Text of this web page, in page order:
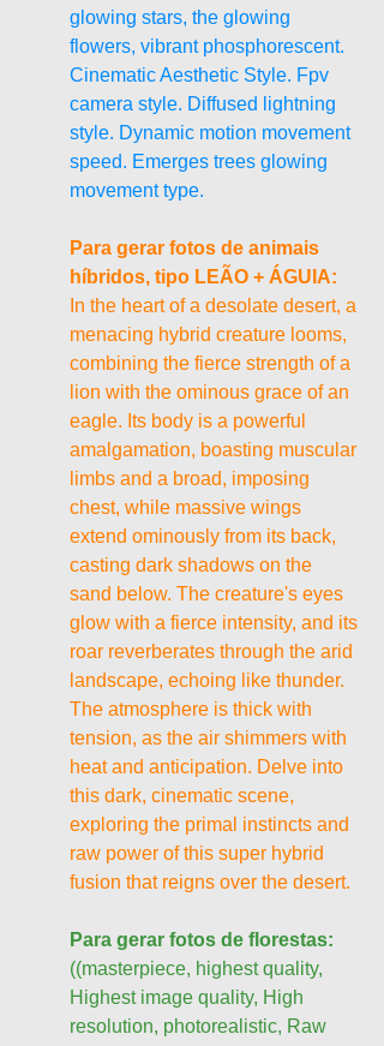
glowing stars, the glowing
flowers, vibrant phosphorescent.
Cinematic Aesthetic Style. Fpv
camera style. Diffused lightning
style. Dynamic motion movement
speed. Emerges trees glowing
movement type.
Para gerar fotos de animais
híbridos, tipo LEÃO + ÁGUIA:
In the heart of a desolate desert, a
menacing hybrid creature looms,
combining the fierce strength of a
lion with the ominous grace of an
eagle. Its body is a powerful
amalgamation, boasting muscular
limbs and a broad, imposing
chest, while massive wings
extend ominously from its back,
casting dark shadows on the
sand below. The creature's eyes
glow with a fierce intensity, and its
roar reverberates through the arid
landscape, echoing like thunder.
The atmosphere is thick with
tension, as the air shimmers with
heat and anticipation. Delve into
this dark, cinematic scene,
exploring the primal instincts and
raw power of this super hybrid
fusion that reigns over the desert.
Para gerar fotos de florestas:
((masterpiece, highest quality,
Highest image quality, High
resolution, photorealistic, Raw